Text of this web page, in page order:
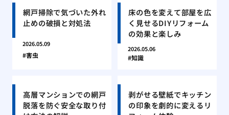
網戸掃除で気づいた外れ
止めの破損と対処法
2026.05.09
害虫
床の色を変えて部屋を広
く見せるDIYリフォーム
の効果と楽しみ
2026.05.06
知識
高層マンションでの網戸
脱落を防ぐ安全な取り付
剥がせる壁紙でキッチン
の印象を劇的に変えるリ